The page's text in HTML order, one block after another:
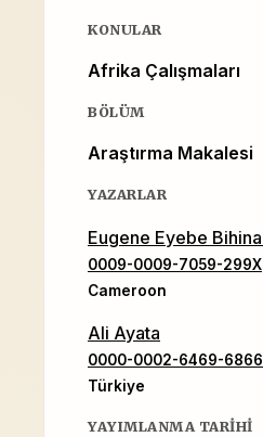
KONULAR
Afrika Çalışmaları
BÖLÜM
Araştırma Makalesi
YAZARLAR
Eugene Eyebe Bihina
0009-0009-7059-299X
Cameroon
Ali Ayata
0000-0002-6469-6866
Türkiye
YAYIMLANMA TARIHI